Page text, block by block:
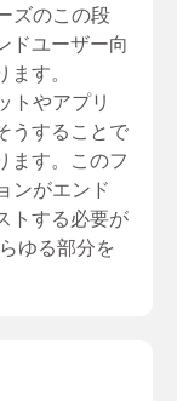
ズのこの段
ドユーザー向
す。
トやアプリ
うすることで
ます。このフ
ンがエンド
トする必要が
ゆる部分を